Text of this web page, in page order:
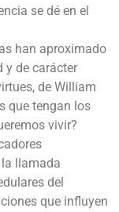
se dé en el
han aproximado
y de carácter
de William
que tengan los
vivir?
llamada
del
que influyen